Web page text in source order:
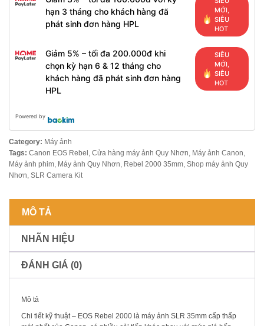
hạn 3 tháng cho khách hàng đã
phát sinh đơn hàng HPL
MỚI,
SIÊU
HOT
Giảm 5% – tối đa 200.000đ khi
chọn kỳ hạn 6 & 12 tháng cho
khách hàng đã phát sinh đơn hàng
HPL
SIÊU
MỚI,
SIÊU
HOT
Powered by
Category: Máy ảnh
Tags: Canon EOS Rebel , Cửa hàng máy ảnh Quy Nhơn, Máy ảnh Canon,
Máy ảnh phim, Máy ảnh Quy Nhơn, Rebel 2000 35mm, Shop máy ảnh Quy
Nhơn, SLR Camera Kit
MÔ TẢ
NHÃN HIỆU
ĐÁNH GIÁ (0)
Mô tả
Chi tiết kỹ thuật – EOS Rebel 2000 là máy ảnh SLR 35mm cấp thấp